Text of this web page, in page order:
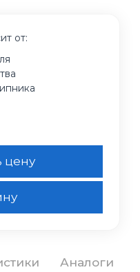
от:
цену
Аналоги